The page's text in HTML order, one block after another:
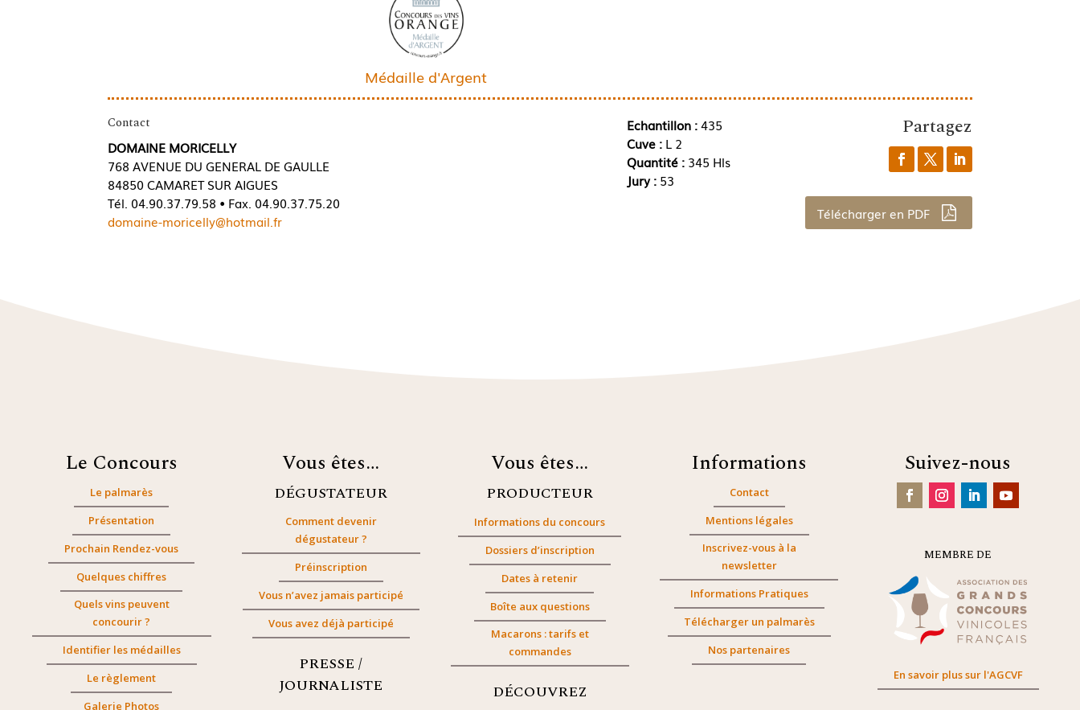
Médaille d'Argent
Contact
DOMAINE MORICELLY
768 AVENUE DU GENERAL DE GAULLE
84850 CAMARET SUR AIGUES
Tél. 04.90.37.79.58 • Fax. 04.90.37.75.20
domaine-moricelly@hotmail.fr
Echantillon :435
Cuve : L 2
Quantité : 345 Hls
Jury : 53
Partagez
Télécharger en PDF
Le Concours
Le palmarès
Présentation
Prochain Rendez-vous
Quelques chiffres
Quels vins peuvent
concourir ?
Identifier les médailles
Le règlement
Galerie Photos
Vous êtes…
DÉGUSTATEUR
Comment devenir
dégustateur ?
Préinscription
Vous n’avez jamais participé
Vous avez déjà participé
PRESSE /
JOURNALISTE
Vous êtes…
PRODUCTEUR
Informations du concours
Dossiers d’inscription
Dates à retenir
Boîte aux questions
Macarons : tarifs et
commandes
DÉCOUVREZ
Informations
Contact
Mentions légales
Inscrivez-vous à la
newsletter
Informations Pratiques
Télécharger un palmarès
Nos partenaires
Suivez-nous
MEMBRE DE
En savoir plus sur l'AGCVF